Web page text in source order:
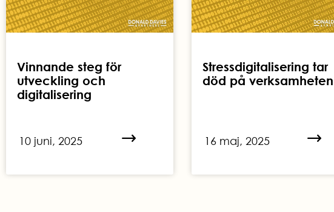
Vinnande steg för
utveckling och
digitalisering
10 juni, 2025
Stressdigitalisering tar
död på verksamheten
16 maj, 2025